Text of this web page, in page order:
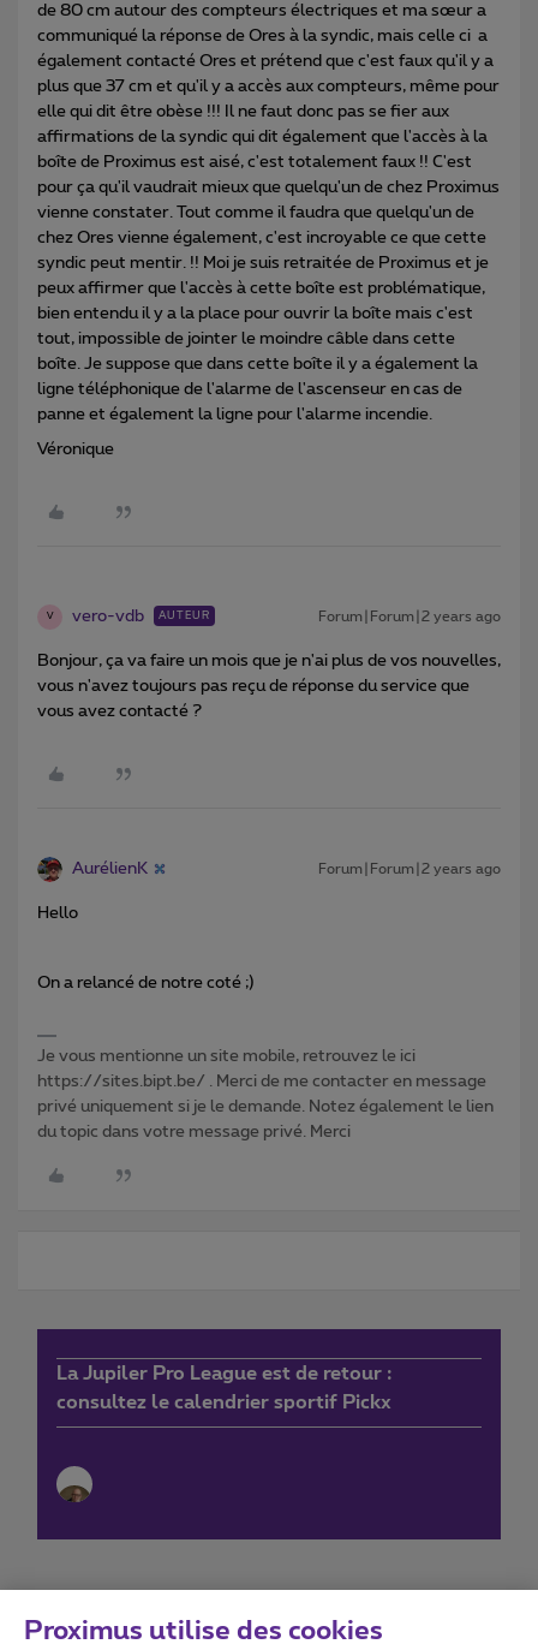
de 80 cm autour des compteurs électriques et ma sœur a
communiqué la réponse de Ores à la syndic, mais celle ci a
également contacté Ores et prétend que c'est faux qu'il y a
plus que 37 cm et qu'il y a accès aux compteurs, même pour
elle qui dit être obèse !!! Il ne faut donc pas se fier aux
affirmations de la syndic qui dit également que l'accès à la
boîte de Proximus est aisé, c'est totalement faux !! C'est
pour ça qu'il vaudrait mieux que quelqu'un de chez Proximus
vienne constater. Tout comme il faudra que quelqu'un de
chez Ores vienne également, c'est incroyable ce que cette
syndic peut mentir. !! Moi je suis retraitée de Proximus et je
peux affirmer que l'accès à cette boîte est problématique,
bien entendu il y a la place pour ouvrir la boîte mais c'est
tout, impossible de jointer le moindre câble dans cette
boîte. Je suppose que dans cette boîte il y a également la
ligne téléphonique de l'alarme de l'ascenseur en cas de
panne et également la ligne pour l'alarme incendie.
Véronique
V vero-vdb AUTEUR Forum|Forum|2 years ago
Bonjour, ça va faire un mois que je n'ai plus de vos nouvelles,
vous n'avez toujours pas reçu de réponse du service que
vous avez contacté ?
AurélienK Forum|Forum|2 years ago
Hello
On a relancé de notre coté ;)
Je vous mentionne un site mobile, retrouvez le ici
https://sites.bipt.be/ . Merci de me contacter en message
privé uniquement si je le demande. Notez également le lien
du topic dans votre message privé. Merci
La Jupiler Pro League est de retour :
consultez le calendrier sportif Pickx
Proximus utilise des cookies